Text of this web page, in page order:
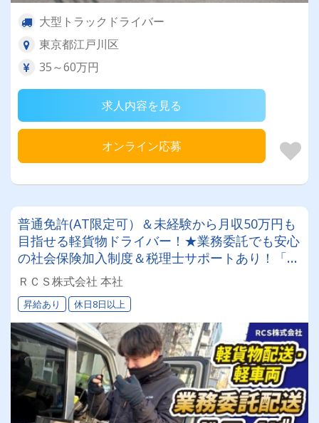
大型トラックドライバー
東京都江戸川区
35～60万円
求人内容を見る
オンライン応募
普通免許(AT限定可）＆未経験から月収50万円も
目指せる軽貨物ドライバー！★業務委託でも安心
の社会保険加入制度＆税理士サポートあり！「も
っと稼ぎたい」「将来は管理職を目指したい」そ
んなあなたの挑戦をRCS株式会社は全力でバック
アップします◎女性ドライバーも活躍中です✨
ＲＣＳ株式会社 本社
昇給あり 休日8日以上